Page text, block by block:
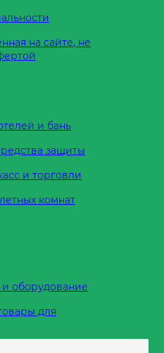
на сайте, не
и бань
защиты
и торговли
комнат
оборудование
для